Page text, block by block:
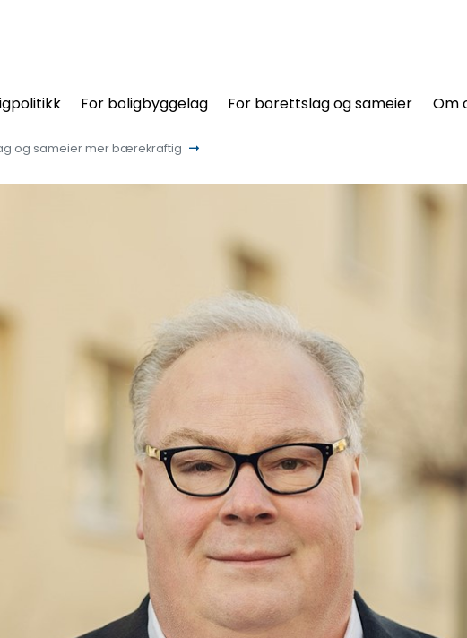
For boligbyggelag For borettslag og sameier Om
og sameier mer bærekraftig